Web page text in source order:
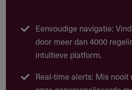
Wat zijn praktijkvoorbeelden van
Een jongerenpodcast over
meningsuiting
Een dialoogreeks over online
Eenvoudige navigatie:
door meer dan 4000
intuïtieve platform.
Real-time alerts: Mis nooit